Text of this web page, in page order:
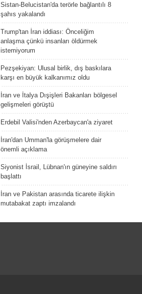
Sistan-Belucistan'da terörle bağlantılı 8
şahıs yakalandı
Trump'tan İran iddiası: Önceliğim
anlaşma çünkü insanları öldürmek
istemiyorum
Pezşekiyan: Ulusal birlik, dış baskılara
karşı en büyük kalkanımız oldu
İran ve İtalya Dışişleri Bakanları bölgesel
gelişmeleri görüştü
Erdebil Valisi'nden Azerbaycan'a ziyaret
İran'dan Umman'la görüşmelere dair
önemli açıklama
Siyonist İsrail, Lübnan'ın güneyine saldırı
başlattı
İran ve Pakistan arasında ticarete ilişkin
mutabakat zaptı imzalandı